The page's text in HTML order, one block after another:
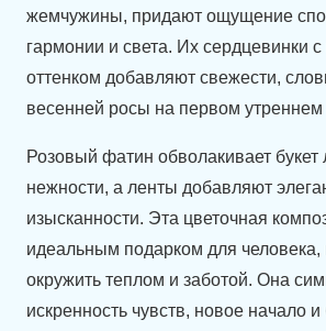
жемчужины, придают ощущение
гармонии и света. Их сердцевинки
оттенком добавляют свежести,
весенней росы на первом утреннем
Розовый фатин обволакивает букет
нежности, а ленты добавляют
изысканности. Эта цветочная
идеальным подарком для человека,
окружить теплом и заботой. Она
искренность чувств, новое начало